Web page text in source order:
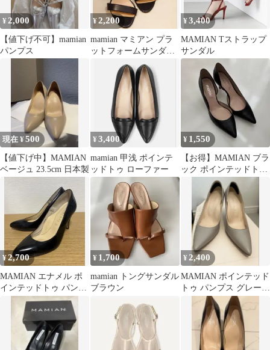
¥ 2,000
【値下げ不可】mamian
パンプス
¥2,200
mamian マミアン プラ
ットフォームサンダ
ル 美脚サンダル S
¥3,400
MAMIAN Tストラップ
サンダル
現在 ¥500
【値下げ中】MAMIAN
ベージュ 23.5cm 日本製
¥3,400
mamian 甲浅 ポインテ
ッドトゥ ローファー
¥ 1,550
【お得】MAMIAN ブラ
ック ポインテッドトゥ
¥2,700
MAMIAN エナメル ポ
インテッドトゥ パンプ
ス ブラック23.0cm 日本
¥ 1,700
mamian トングサンダル
ブラウン
¥2,400
MAMIAN ポインテッド
トゥ パンプス グレージ
ュ 24.0cm